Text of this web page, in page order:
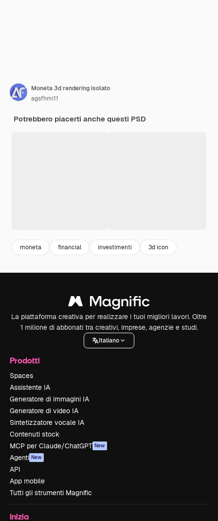
Moneta 3d rendering isolato
agsfhmi11
Potrebbero piacerti anche questi PSD
moneta financial investimenti 3d icon
La piattaforma creativa per realizzare i tuoi migliori lavori. Oltre
1 milione di abbonati tra creativi, imprese, agenzie e studi.
Italiano
Prodotti
Spaces
Assistente IA
Generatore di immagini IA
Generatore di video IA
Sintetizzatore vocale IA
Contenuti stock
MCP per Claude/ChatGPT New
Agenti New
API
App mobile
Tutti gli strumenti Magnific
Inizia